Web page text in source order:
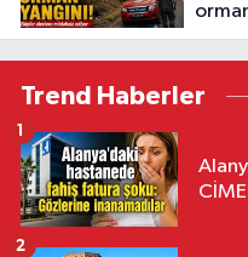
Trend Haberler
1
2